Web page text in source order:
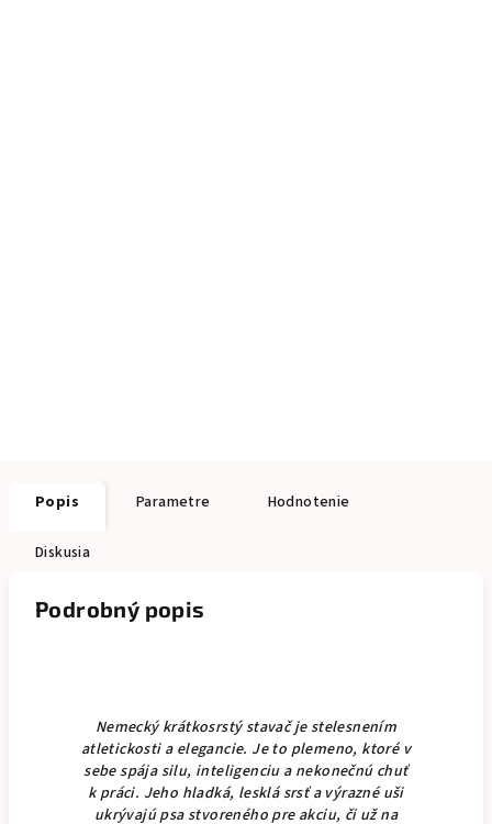
Popis Parametre Hodnotenie
Diskusia
Podrobný popis
Nemecký krátkosrstý stavač je stelesnením
atletickosti a elegancie. Je to plemeno, ktoré v
sebe spája silu, inteligenciu a nekonečnú chuť
k práci. Jeho hladká, lesklá srsť a výrazné uši
ukrývajú psa stvoreného pre akciu, či už na